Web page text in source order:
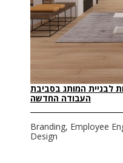
Branding, Employee
Design
לבניית המותג בסביבת
העבודה החדשה